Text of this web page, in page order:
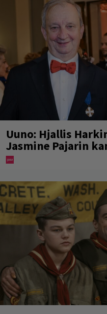
Uuno: Hjallis
Jasmine Pajarin